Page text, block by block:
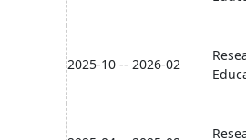
2025-10 -- 2026-02